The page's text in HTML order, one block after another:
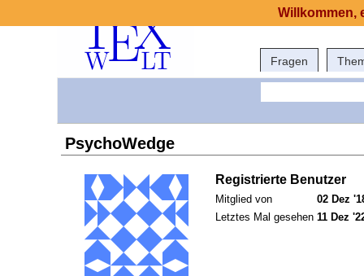
Fragen
PsychoWedge
Registrierte Benutzer
Mitglied von
02 Dez
Letztes Mal gesehen 11 Dez
Willkommen,